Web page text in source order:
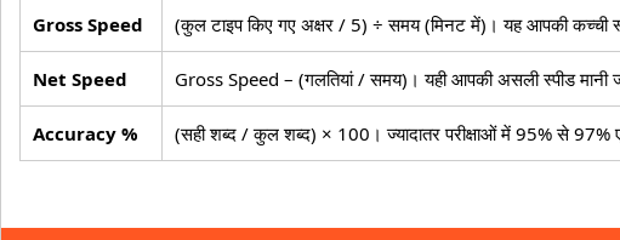
Gross Speed (कुल टाइप किए गए अक्षर / 5) ÷ समय (मिनट में)। यह आपकी कच्ची
Net Speed Gross Speed – (गलतियां / समय)। यही आपकी असली स्पीड मानी
Accuracy % (सही शब्द / कुल शब्द) × 100। ज्यादातर परीक्षाओं में 95% से 97%